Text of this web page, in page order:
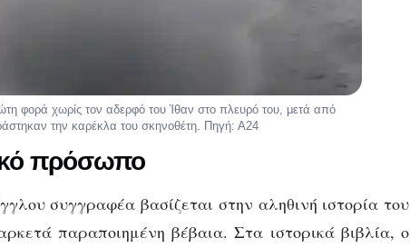
φορά χωρίς τον αδερφό του Ίθαν στο πλευρό του, μετά από
την καρέκλα του σκηνοθέτη. Πηγή: Α24
πρόσωπο
συγγραφέα βασίζεται στην αληθινή ιστορία του
παραποιημένη βέβαια. Στα ιστορικά βιβλία, ο